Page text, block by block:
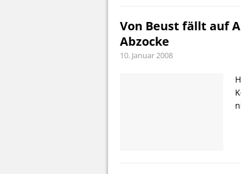
Von Beust fällt auf
Abzocke
10. Januar 2008